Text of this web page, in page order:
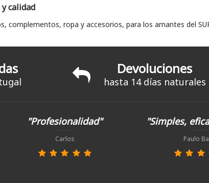
calidad
complementos, ropa y accesorios, para los amantes del
Devoluciones
hasta 14 días naturales
"Profesionalidad"
Carlos
"Simples,
Paulo